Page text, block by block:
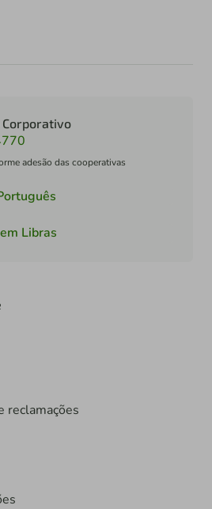
adesão das cooperativas
Libras
reclamações